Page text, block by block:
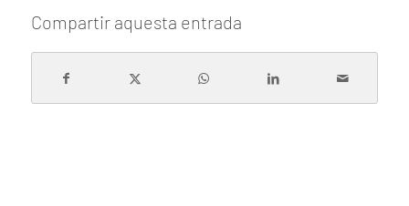
Compartir aquesta entrada